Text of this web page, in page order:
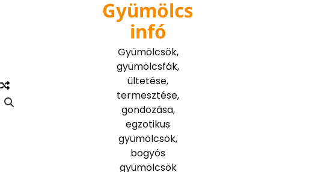
Gyümölcs
infó
Gyümölcsök,
gyümölcsfák,
ültetése,
termesztése,
gondozása,
egzotikus
gyümölcsök,
bogyós
gyümölcsök